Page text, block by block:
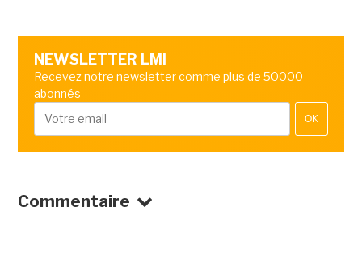
NEWSLETTER LMI
Recevez notre newsletter comme plus de 50000
abonnés
OK
Commentaire